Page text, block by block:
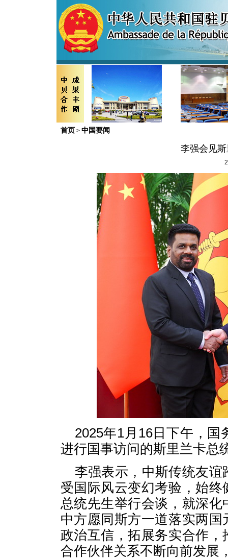
首页 > 中国要闻
李强会见
2025年1月16日下午，
进行国事访问的斯里兰卡总
李强表示，中斯传统友
受国际风云变幻考验，始
总统先生举行会谈，就深
中方愿同斯方一道落实两
政治互信，拓展务实合作
合作伙伴关系不断向前发展